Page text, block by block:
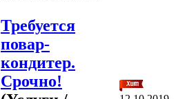
Требуется
повар-
кондитер.
Срочно!